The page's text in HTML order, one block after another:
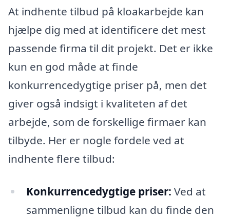
At indhente tilbud på kloakarbejde kan
hjælpe dig med at identificere det mest
passende firma til dit projekt. Det er ikke
kun en god måde at finde
konkurrencedygtige priser på, men det
giver også indsigt i kvaliteten af det
arbejde, som de forskellige firmaer kan
tilbyde. Her er nogle fordele ved at
indhente flere tilbud:
Konkurrencedygtige priser: Ved at
sammenligne tilbud kan du finde den